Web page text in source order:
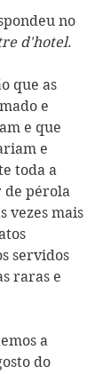
no
d'hotel.
que as
e
e que
e
toda a
de pérola
vezes mais
servidos
raras e
a
do